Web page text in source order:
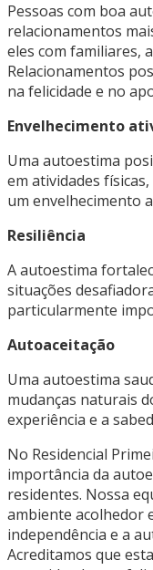
Pessoas com boa
relacionamentos
eles com familiares,
Relacionamentos
na felicidade e no
Envelhecimento
Uma autoestima
em atividades
um envelhecimento
Resiliência
A autoestima
situações
particularmente
Autoaceitação
Uma autoestima
mudanças naturais
experiência e a
No Residencial
importância da
residentes. Nossa
ambiente acolhedor
independência e a
Acreditamos que